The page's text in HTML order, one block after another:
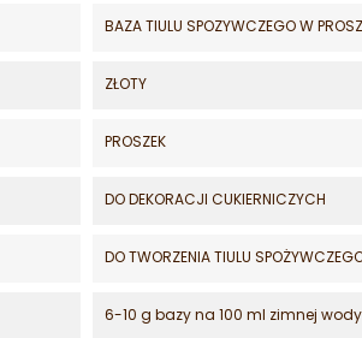
BAZA TIULU SPOZYWCZEGO W
ZŁOTY
PROSZEK
DO DEKORACJI CUKIERNICZYCH
DO TWORZENIA TIULU
6-10 g bazy na 100 ml zimnej wody